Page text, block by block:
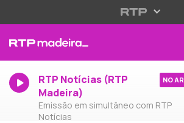
RTP Notícias (RTP
Madeira)
Emissão em simultâneo com RTP
Notícias
NO AR